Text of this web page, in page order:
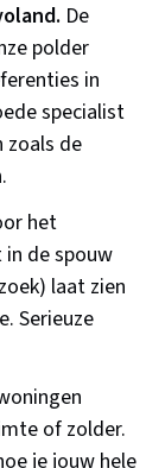
De
polder
in
specialist
zoals de
het
in de spouw
laat zien
Serieuze
of zolder.
je jouw hele